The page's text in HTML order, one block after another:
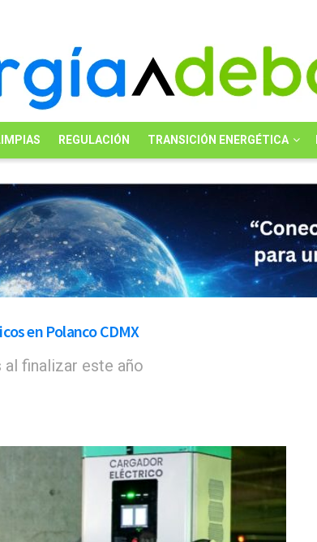
REGULACIÓN TRANSICIÓN ENERGÉTICA
en Polanco CDMX
finalizar este año